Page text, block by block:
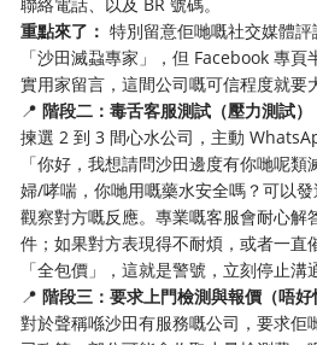
重點來了： 特別留意佢哋嘅社交媒體
「沙田滅蝨專家」，但 Facebook 專
實用家留言，這間公司嘅可信程度就要
📍階段二：毒舌客服測試（壓力測試）
揀選 2 到 3 間心水公司，主動
「你好，我想請問沙田邊度有你哋呢
婦/哮喘，你哋用嘅藥水安全嗎？可以發
觀察對方嘅反應。專業嘅客服會耐心解
件；如果對方表現得不耐煩，或者一直
「全包價」，這就是警號，立刻停止溝
📍階段三：要求上門檢測與報價（唔好
對於聲稱喺沙田有服務嘅公司，要求佢